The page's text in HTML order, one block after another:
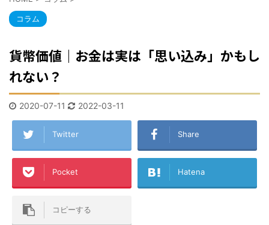
コラム
貨幣価値｜お金は実は「思い込み」かもし
れない？
2020-07-11 2022-03-11
Twitter Share
Pocket Hatena
コピーする